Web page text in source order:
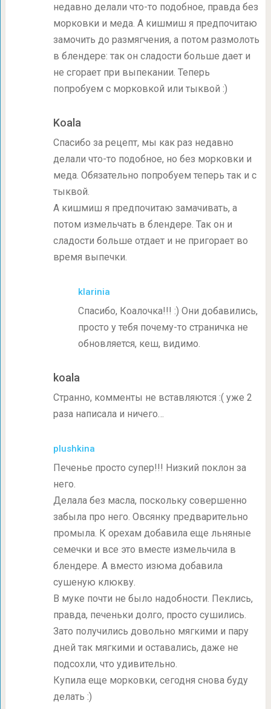
недавно делали что-то подобное, правда без
морковки и меда. А кишмиш я предпочитаю
замочить до размягчения, а потом размолоть
в блендере: так он сладости больше дает и
не сгорает при выпекании. Теперь
попробуем с морковкой или тыквой :)
Koala
Спасибо за рецепт, мы как раз недавно
делали что-то подобное, но без морковки и
меда. Обязательно попробуем теперь так и с
тыквой.
А кишмиш я предпочитаю замачивать, а
потом измельчать в блендере. Так он и
сладости больше отдает и не пригорает во
время выпечки.
klarinia
Спасибо, Коалочка!!! :) Они добавились,
просто у тебя почему-то страничка не
обновляется, кеш, видимо.
koala
Странно, комменты не вставляются :( уже 2
раза написала и ничего…
plushkina
Печенье просто супер!!! Низкий поклон за
него.
Делала без масла, поскольку совершенно
забыла про него. Овсянку предварительно
промыла. К орехам добавила еще льняные
семечки и все это вместе измельчила в
блендере. А вместо изюма добавила
сушеную клюкву.
В муке почти не было надобности. Пеклись,
правда, печеньки долго, просто сушились.
Зато получились довольно мягкими и пару
дней так мягкими и оставались, даже не
подсохли, что удивительно.
Купила еще морковки, сегодня снова буду
делать :)